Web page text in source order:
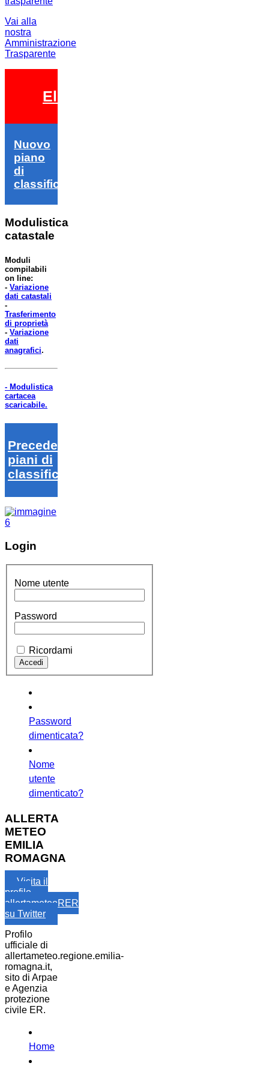
Vai alla
nostra
Amministrazione
Trasparente
Elezioni 2026
Nuovo
piano
di
classifica
Modulistica
catastale
Moduli
compilabili
on line:
- Variazione
dati catastali
-
Trasferimento
di proprietà
- Variazione
dati
anagrafici.
- Modulistica
cartacea
scaricabile.
Precedenti
piani di
classifica
Login
Nome utente
Password
Ricordami
Password
dimenticata?
Nome
utente
dimenticato?
ALLERTA
METEO
EMILIA
ROMAGNA
Visita il
profilo
allertameteoRER
su Twitter
Profilo
ufficiale di
allertameteo.regione.emilia-
romagna.it,
sito di Arpae
e Agenzia
protezione
civile ER.
Home